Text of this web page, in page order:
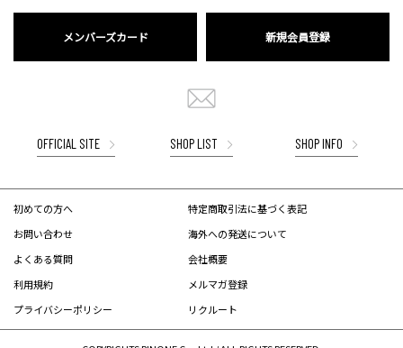
メンバーズカード 新規会員登録
OFFICIAL SITE SHOP LIST SHOP INFO
初めての方へ
お問い合わせ
よくある質問
利用規約
プライバシーポリシー
特定商取引法に基づく表記
海外への発送について
会社概要
メルマガ登録
リクルート